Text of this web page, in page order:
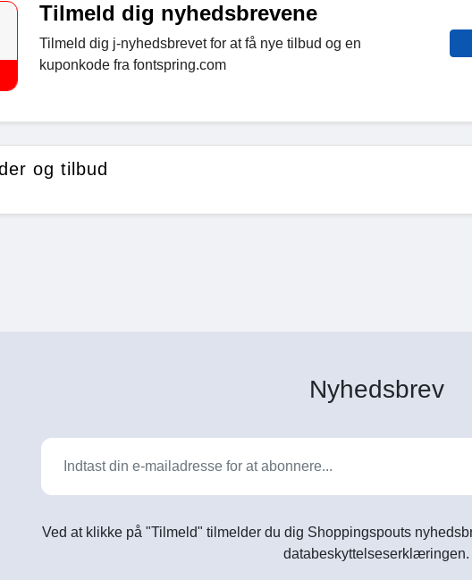
Tilmeld dig nyhedsbrevene
Tilmeld dig j-nyhedsbrevet for at få nye tilbud og en
kuponkode fra fontspring.com
og tilbud
Nyhedsbrev
Ved at klikke på "Tilmeld" tilmelder du dig Shoppingspouts
databeskyttelseserklæringen.